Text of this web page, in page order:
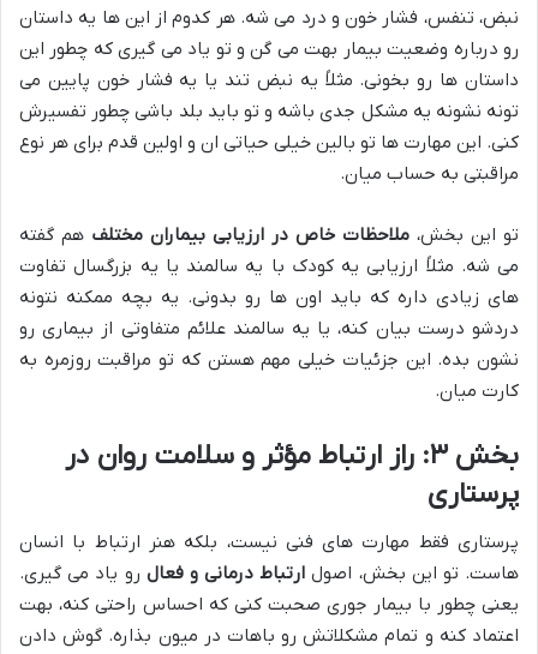
نبض، تنفس، فشار خون و درد می شه. هر کدوم از این ها یه داستان
رو درباره وضعیت بیمار بهت می گن و تو یاد می گیری که چطور این
داستان ها رو بخونی. مثلاً یه نبض تند یا یه فشار خون پایین می
تونه نشونه یه مشکل جدی باشه و تو باید بلد باشی چطور تفسیرش
کنی. این مهارت ها تو بالین خیلی حیاتی ان و اولین قدم برای هر نوع
مراقبتی به حساب میان.
تو این بخش، ملاحظات خاص در ارزیابی بیماران مختلف هم گفته
می شه. مثلاً ارزیابی یه کودک با یه سالمند یا یه بزرگسال تفاوت
های زیادی داره که باید اون ها رو بدونی. یه بچه ممکنه نتونه
دردشو درست بیان کنه، یا یه سالمند علائم متفاوتی از بیماری رو
نشون بده. این جزئیات خیلی مهم هستن که تو مراقبت روزمره به
کارت میان.
بخش ۳: راز ارتباط مؤثر و سلامت روان در
پرستاری
پرستاری فقط مهارت های فنی نیست، بلکه هنر ارتباط با انسان
هاست. تو این بخش، اصول ارتباط درمانی و فعال رو یاد می گیری.
یعنی چطور با بیمار جوری صحبت کنی که احساس راحتی کنه، بهت
اعتماد کنه و تمام مشکلاتش رو باهات در میون بذاره. گوش دادن